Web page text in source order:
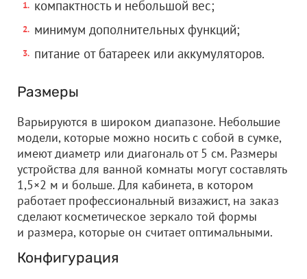
компактность и небольшой вес;
минимум дополнительных функций;
питание от батареек или аккумуляторов.
Размеры
Варьируются в широком диапазоне. Небольшие
модели, которые можно носить с собой в сумке,
имеют диаметр или диагональ от 5 см. Размеры
устройства для ванной комнаты могут составлять
1,5×2 м и больше. Для кабинета, в котором
работает профессиональный визажист, на заказ
сделают косметическое зеркало той формы
и размера, которые он считает оптимальными.
Конфигурация